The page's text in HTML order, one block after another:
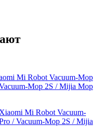
Mi Robot Vacuum-Mop
Mop 2S / Mijia Mop